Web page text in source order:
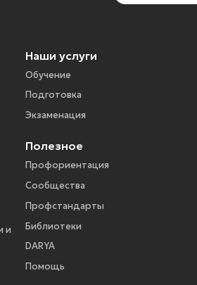
и
Наши услуги
Обучение
Подготовка
Экзаменация
Полезное
Профориентация
Сообщества
Профстандарты
Библиотеки
DARYA
Помощь